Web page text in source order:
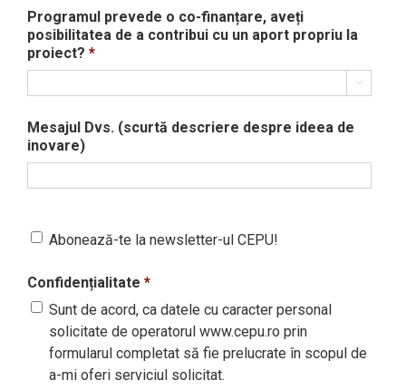
Programul prevede o co-finanțare, aveți
posibilitatea de a contribui cu un aport propriu la
proiect? *

Mesajul Dvs. (scurtă descriere despre ideea de
inovare)
Abonează-te la newsletter-ul CEPU!
Confidențialitate *
Sunt de acord, ca datele cu caracter personal
solicitate de operatorul www.cepu.ro prin
formularul completat să fie prelucrate în scopul de
a-mi oferi serviciul solicitat.